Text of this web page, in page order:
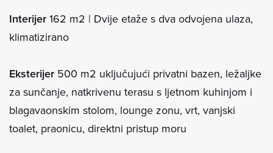
Interijer 162 m2 | Dvije etaže s dva odvojena ulaza,
klimatizirano
Eksterijer 500 m2 uključujući privatni bazen, ležaljke
za sunčanje, natkrivenu terasu s ljetnom kuhinjom i
blagavaonskim stolom, lounge zonu, vrt, vanjski
toalet, praonicu, direktni pristup moru